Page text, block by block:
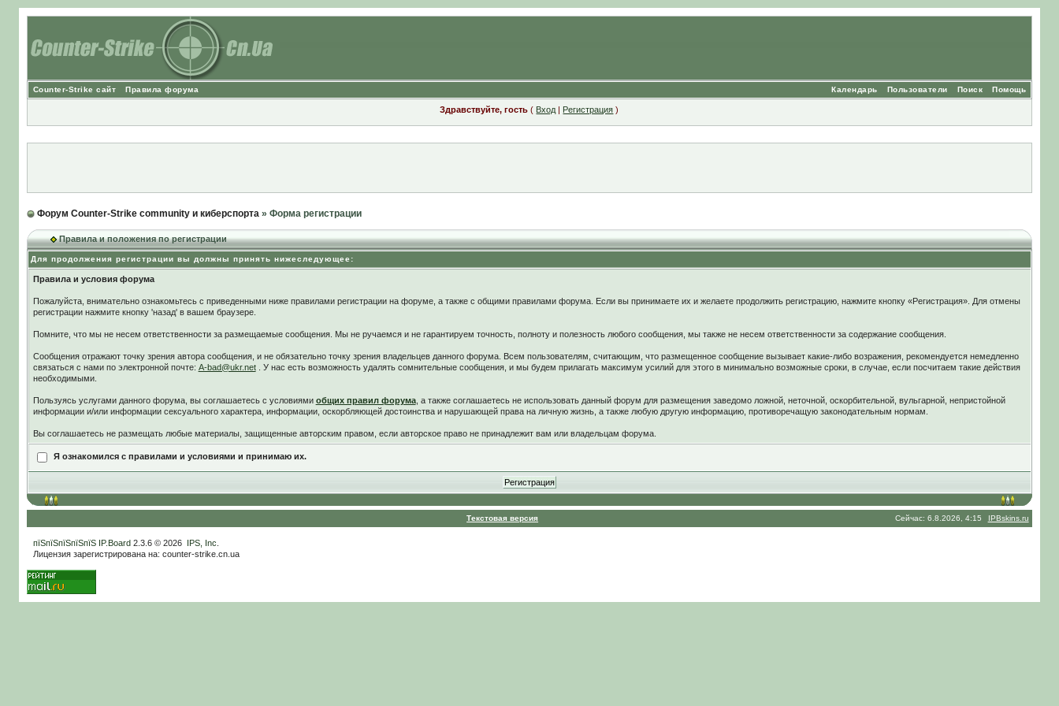
Counter-Strike сайт Правила форума Помощь
Поиск
Пользователи
Календарь
Здравствуйте, гость ( Вход | Регистрация )
Форум Counter-Strike community и киберспорта» Форма регистрации
Правила и положения по регистрации
Для продолжения регистрации вы должны принять нижеследующее:
Правила и условия форума
Пожалуйста, внимательно ознакомьтесь с приведенными ниже правилами регистрации на форуме, а также с общими правилами форума. Если вы принимаете их и желаете продолжить регистрацию, нажмите кнопку «Регистрация». Для отмены
регистрации нажмите кнопку 'назад' в вашем браузере.
Помните, что мы не несем ответственности за размещаемые сообщения. Мы не ручаемся и не гарантируем точность, полноту и полезность любого сообщения, мы также не несем ответственности за содержание сообщения.
Сообщения отражают точку зрения автора сообщения, и не обязательно точку зрения владельцев данного форума. Всем пользователям, считающим, что размещенное сообщение вызывает какие-либо возражения, рекомендуется немедленно
связаться с нами по электронной почте: A-bad@ukr.net. У нас есть возможность удалять сомнительные сообщения, и мы будем прилагать максимум усилий для этого в минимально возможные сроки, в случае, если посчитаем такие действия
необходимыми.
Пользуясь услугами данного форума, вы соглашаетесь c условиями общих правил форума, а также соглашаетесь не использовать данный форум для размещения заведомо ложной, неточной, оскорбительной, вульгарной, непристойной
информации и/или информации сексуального характера, информации, оскорбляющей достоинства и нарушающей права на личную жизнь, а также любую другую информацию, противоречащую законодательным нормам.
Вы соглашаетесь не размещать любые материалы, защищенные авторским правом, если авторское право не принадлежит вам или владельцам форума.
Я ознакомился с правилами и условиями и принимаю их.
Текстовая версия Сейчас: 6.8.2026, 4:15 IPBskins.ru
пїЅпїЅпїЅпїЅпїЅ IP.Board2.3.6 © 2026 IPS, Inc
Лицензия зарегистрирована на: counter-strike.cn.ua